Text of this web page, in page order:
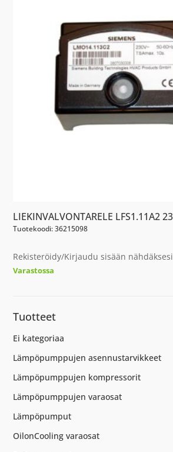
LIEKINVALVONTARELE LFS1.11A2
Tuotekoodi: 36215098
Rekisteröidy/Kirjaudu sisään
Varastossa
Tuotteet
Ei kategoriaa
Lämpöpumppujen asennustarvikkeet
Lämpöpumppujen kompressorit
Lämpöpumppujen varaosat
Lämpöpumput
OilonCooling varaosat